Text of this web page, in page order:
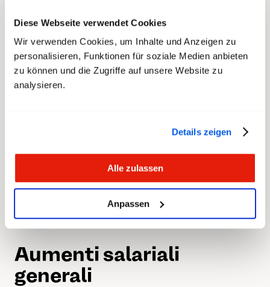
Diese Webseite verwendet Cookies
Wir verwenden Cookies, um Inhalte und Anzeigen zu
personalisieren, Funktionen für soziale Medien anbieten
zu können und die Zugriffe auf unsere Website zu
analysieren.
Details zeigen
Alle zulassen
Anpassen
praticamente dall’oggi al domani. Il requisito
principale per il passaggio al telelavoro era
Internet veloce e soprattutto stabile. Il
imprese di far fronte alle sfide dovute alla
Per transfair era pertanto chiaro: il personale di
sotto forma di un sostanziale aumento salariale.
Aumenti salariali
generali